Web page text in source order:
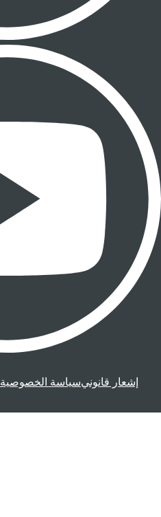
إشعار قانونيسياسة الخصوصية